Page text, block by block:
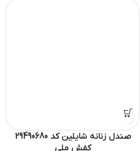
صندل زنانه شایلین کد 29490680
کفش ملی